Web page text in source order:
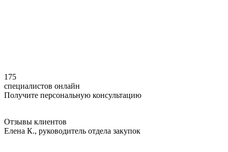
175
специалистов онлайн
Получите персональную консультацию
Отзывы клиентов
Елена К., руководитель отдела закупок